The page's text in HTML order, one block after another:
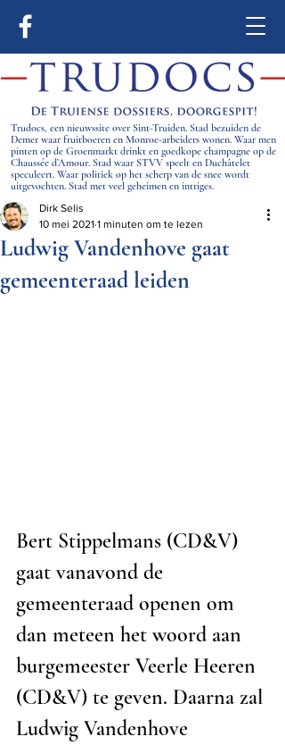
Trudocs, een nieuwssite over Sint-Truiden. Stad bezuiden de
Demer waar fruitboeren en Monroe-arbeiders wonen. Waar men
pinten op de Groenmarkt drinkt en goedkope champagne op de
Chaussée d’Amour. Stad waar STVV speelt en Duchâtelet
speculeert. Waar politiek op het scherp van de snee wordt
uitgevochten. Stad met veel geheimen en intriges.
Ludwig Vandenhove gaat
gemeenteraad leiden
Dirk Selis
10 mei 2021 1 minuten om te lezen
Bert Stippelmans (CD&V)
gaat vanavond de
gemeenteraad openen om
dan meteen het woord aan
burgemeester Veerle Heeren
(CD&V) te geven. Daarna zal
Ludwig Vandenhove